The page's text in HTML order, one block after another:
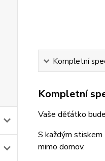
Kompletní
Kompletní
Vaše děťátko
S každým
mimo domov.